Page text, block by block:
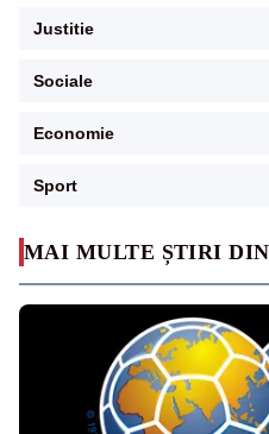
MAI MULTE ȘTIRI DIN
Justitie
Sociale
Economie
Sport